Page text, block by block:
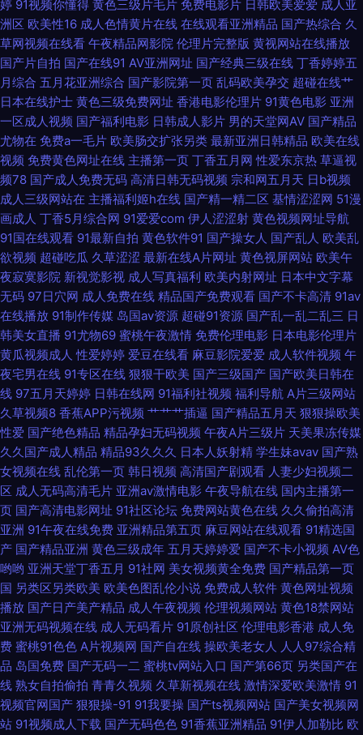
源色123 在线看片电视剧免费看 后入妹妹 午夜剧场亚洲 豆豆视频香 青青草
综合 51精品视频 久久只这里有精品 亚洲人成在线高清 国产剧情一区 色综合
图片区小说区 成全动漫影视大全最新更新内容 欧美杂交视频一区二 56com
登录 看影院在线观看 亚洲午夜国 国产视频自在自线观看 少妇社区 日韩睡熟
迷奷系列精品 操碰自拍 欧美亚洲国产一页 最新日韩在线观看视频 久久国产
电影 亚洲精品成人免费 国产精品久久久久久99人妻精品 日日曹干 成年人激
欧美日韩亚洲精品一二 综合欧美精品国产 久久国产人伊人精品 亚洲日本国
产精华液 国产页1 五月大香蕉伊 观看亚洲中文 日韩卡一 暧视频在线观看 欧
美日韩视频影院 自拍性旺盛老熟女 九一在线观看 亚洲午夜激情视频 国产手
机在线 丝袜网站 电视剧全集免费 日本色情免费影院 97视频在线播放 免费视
频片在线 在线观看国精产品二区 激情欧美午夜在线观看 亚洲超碰在线57 国
产精品久久99 日韩中文字幕精品一区 操小妞AV超碰 欧美日韩中 最近更新中
文字幕影视 看免费人成va视频全 亚洲性hd高清 国产又粗又黄又 五月天在线
精品电影 国产91精品秘密入口 免费高清在 91理论视频 免费电影在线观看完
整免费 亚洲精品国语在线观看 国产久热香蕉在线观看 视频黄版 成人国产一
区二区 日本午夜一区 超碰在线公开免费 青草视频免费在线观看 91桃色下载
网站 免费人成视频在线 在线观看中 家庭高级教师 一区二区三区视频在线 乳
揉みま痴汉电车中文 国产拍拍拍精品视频 四虎午夜福利视频 第一页亚 人人
婷 91视频你懂得 黄色三级片毛片 免费电影片 日韩欧美爱爱 成人亚
洲区 欧美性16 成人色情黄片在线 在线观看亚洲精品 国产热综合 久
草网视频在线看 午夜精品网影院 伦理片完整版 黄视网站在线播放
国产片自拍 国产在线91 AV亚洲网址 国产经典三级在线 丁香婷婷五
月综合 五月花亚洲综合 国产影院第一页 乱码欧美孕交 超碰在线艹
日本在线护士 黄色三级免费网址 香港电影伦理片 91黄色电影 亚洲
一区成人视频 国产福利电影 日韩成人影片 男的天堂网AV 国产精品
尤物在 免费a一毛片 欧美肠交扩张另类 最新亚洲日韩精品 欧美在线
视频 免费黄色网址在线 主播第一页 丁香五月网 性爱东京热 草逼视
频78 国产成人免费无码 高清日韩无码视频 宗和网五月天 日b视频
成人三级网站在 主播福利姬h在线 国产精一精二区 基情涩涩网 51漫
画成人 丁香5月综合网 91爱爱com 伊人涩涩射 黄色视频网址导航
91国在线观看 91最新自拍 黄色软件91 国产操女人 国产乱人 欧美乱
欲视频 超碰吃瓜 久草涩涩 最新在线A片网址 黄色视屏网站 欧美午
夜寂寞影院 新视觉影视 成人写真福利 欧美内射网址 日本中文字幕
无码 97日穴网 成人免费在线 精品国产免费观看 国产不卡高清 91av
在线播放 91制作传媒 岛国av资源 超碰91资源 国产乱一乱二乱三 日
韩美女直播 91尤物69 蜜桃午夜激情 免费伦理电影 日本电影伦理片
黄瓜视频成人 性爱婷婷 爱豆在线看 麻豆影院爱爱 成人软件视频 午
夜宅男在线 91专区在线 狠狠干欧美 国产三级国产 国产欧美日韩在
线 97五月天婷婷 日韩在线网 91福利社视频 福利导航 A片三级网站
久草视频8 香蕉APP污视频 艹艹艹插逼 国产精品五月天 狠狠操欧美
性爱 国产绝色精品 精品孕妇无码视频 午夜A片三级片 天美果冻传媒
久久国产成人精品 精品93久久久 日本人妖射精 学生妹avav 国产熟
女视频在线 乱伦第一页 韩日视频 高清国产剧观看 人妻少妇视频二
区 成人无码高清毛片 亚洲av激情电影 午夜导航在线 国内主播第一
页 国产高清电影网址 91社区论坛 免费网站黄色在线 久久偷拍高清
亚洲 91午夜在线免费 亚洲精品第五页 麻豆网站在线观看 91精选国
产 国产精品亚洲 黄色三级成年 五月天婷婷爱 国产不卡小视频 AV色
哟哟 亚洲天堂丁香五月 91社网 美女视频黄全免费 国产精品第一页
国 另类区另类欧美 欧美色图乱伦小说 免费成人软件 黄色网址视频
播放 国产日产美产精品 成人午夜视频 伦理视频网站 黄色18禁网站
亚洲无码视频在线 成人无码看片 91原创社区 伦理电影香港 成人免
费 蜜桃91色色 A片视频网 国产自在线 操欧美老女人 人人97综合精
品 岛国免费 国产无码一二 蜜桃tv网站入口 国产第66页 另类国产在
线 熟女自拍偷拍 青青久视频 久草新视频在线 激情深爱欧美激情 91
视频官网国产 狠狠操-91 91我要操 国产ts视频网站 国产美女视频网
站 91视频成人下载 国产无码色色 91香蕉亚洲精品 91伊人加勒比 欧